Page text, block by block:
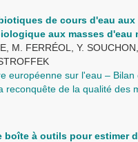
de cours d'eau
aux masses d'eau
M. FERRÉOL, Y.
européenne sur l'eau – Bilan
reconquête de la qualité des
boîte à outils pour estimer